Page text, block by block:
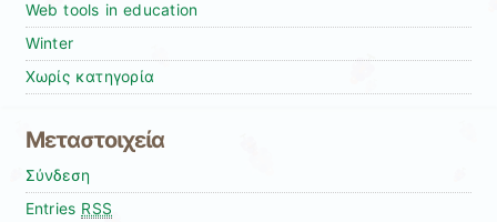
Web tools in education
Winter
Χωρίς κατηγορία
Μεταστοιχεία
Σύνδεση
Entries RSS